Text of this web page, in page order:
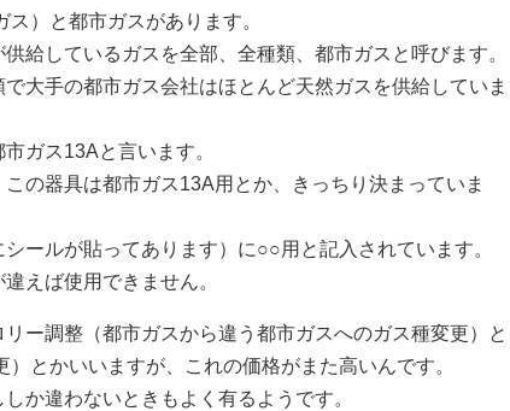
）と都市ガスがあります。
給しているガスを全部、全種類、都市ガスと呼びます。
大手の都市ガス会社はほとんど天然ガスを供給していま
ガス13Aと言います。
の器具は都市ガス13A用とか、きっちり決まっていま
ールが貼ってあります）に○○用と記入されています。
えば使用できません。
ー調整（都市ガスから違う都市ガスへのガス種変更）と
とかいいますが、これの価格がまた高いんです。
か違わないときもよく有るようです。